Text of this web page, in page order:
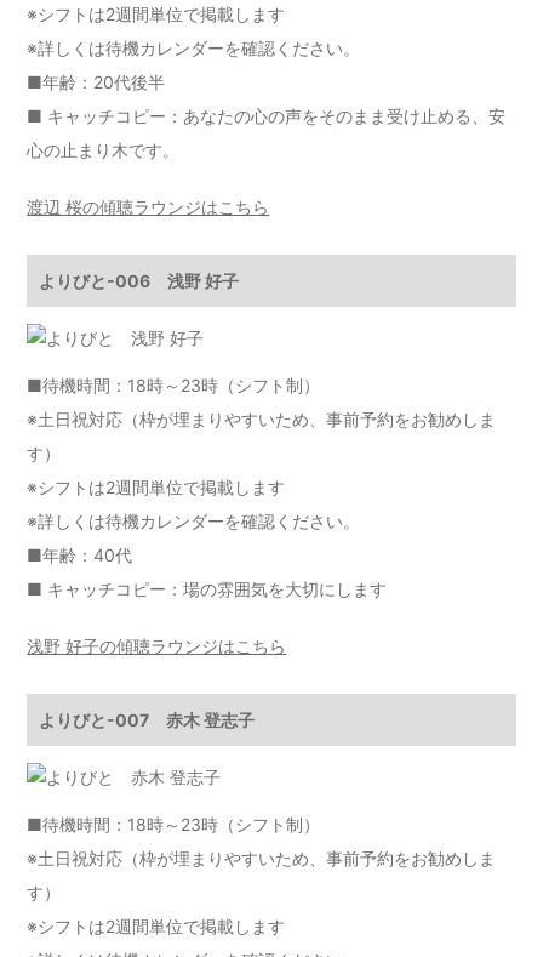
※シフトは2週間単位で掲載します
※詳しくは待機カレンダーを確認ください。
■年齢：20代後半
■ キャッチコピー：あなたの心の声をそのまま受け止める、安
心の止まり木です。
渡辺 桜の傾聴ラウンジはこちら
よりびと-006 浅野 好子
■待機時間：18時～23時（シフト制）
※土日祝対応（枠が埋まりやすいため、事前予約をお勧めしま
す）
※シフトは2週間単位で掲載します
※詳しくは待機カレンダーを確認ください。
■年齢：40代
■ キャッチコピー：場の雰囲気を大切にします
浅野 好子の傾聴ラウンジはこちら
よりびと-007 赤木 登志子
■待機時間：18時～23時（シフト制）
※土日祝対応（枠が埋まりやすいため、事前予約をお勧めしま
す）
※シフトは2週間単位で掲載します